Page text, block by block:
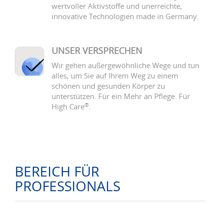
wertvoller Aktivstoffe und unerreichte,
innovative Technologien made in Germany.
UNSER VERSPRECHEN
Wir gehen außergewöhnliche Wege und tun
alles, um Sie auf Ihrem Weg zu einem
schönen und gesunden Körper zu
unterstützen. Für ein Mehr an Pflege. Für
High Care®.
BEREICH FÜR
PROFESSIONALS